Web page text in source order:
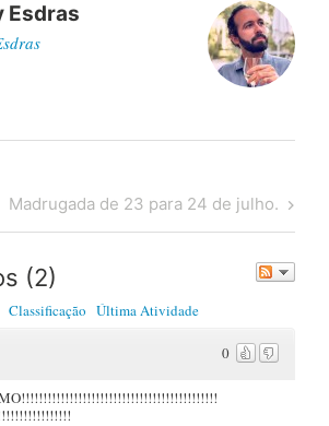
Esdras
Next
Post
Madrugada de 23 para 24 de julho.
(2)
Classificação Última Atividade
0